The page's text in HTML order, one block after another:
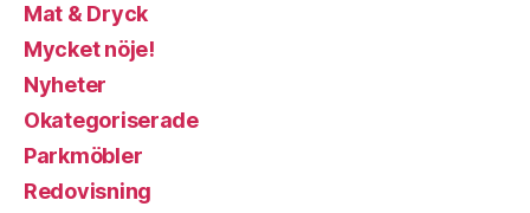
Mat & Dryck
Mycket nöje!
Nyheter
Okategoriserade
Parkmöbler
Redovisning